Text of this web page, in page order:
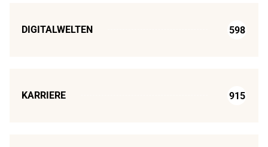
DIGITALWELTEN 598
KARRIERE 915